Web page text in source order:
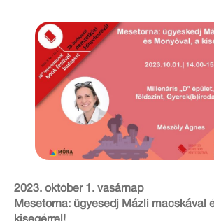
2023. október 1. vasárnap
Mesetorna: ügyesedj Mázli macskával